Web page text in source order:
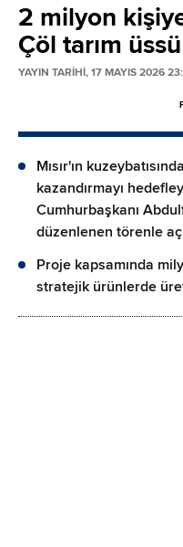
2 milyon
Çöl tarım
YAYIN TARİHİ, 17 MAYIS 2026
Mısır'ın
kazandırmayı
Cumhurbaşkanı
düzenlenen törenle
Proje kapsamında
stratejik ürünlerde